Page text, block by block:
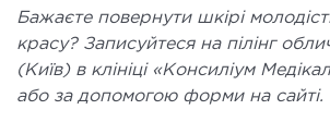
Бажаєте повернути шкірі
красу? Записуйтеся на пілінг
(Київ) в клініці «Консиліум
або за допомогою форми на сайті.